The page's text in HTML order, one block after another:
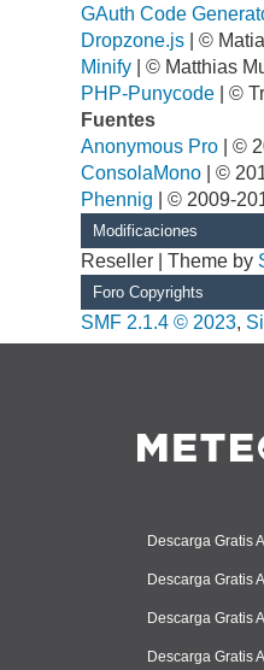
GAuth Code
Dropzone.js | ©
Minify | © Matthias
PHP-Punycode | ©
Fuentes
Anonymous Pro | ©
ConsolaMono | ©
Phennig | © 2009-
Modificaciones
Reseller | Theme by
Foro Copyrights
SMF 2.1.4 © 2023,
Descarga Gratis
Descarga Gratis
Descarga Gratis
Descarga Gratis